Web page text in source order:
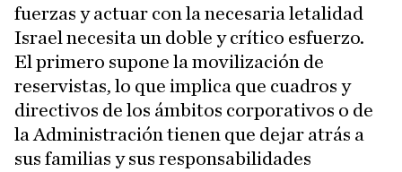
fuerzas y actuar con la necesaria letalidad
Israel necesita un doble y crítico esfuerzo.
El primero supone la movilización de
reservistas, lo que implica que cuadros y
directivos de los ámbitos corporativos o de
la Administración tienen que dejar atrás a
sus familias y sus responsabilidades